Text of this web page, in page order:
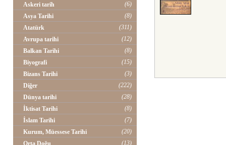
Askeri tarih
(6)
Asya Tarihi
(8)
Atatürk
(311)
Avrupa tarihi
(12)
Balkan Tarihi
(8)
Biyografi
(15)
Bizans Tarihi
(3)
Diğer
(222)
Dünya tarihi
(28)
İktisat Tarihi
(8)
İslam Tarihi
(7)
Kurum, Müessese Tarihi
(20)
Orta Doğu
(13)